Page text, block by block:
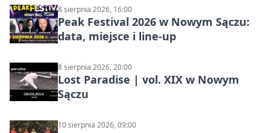
8 sierpnia 2026, 16:00
Peak Festival 2026 w Nowym Sączu:
data, miejsce i line-up
8 sierpnia 2026, 20:00
Lost Paradise | vol. XIX w Nowym
Sączu
10 sierpnia 2026, 09:00